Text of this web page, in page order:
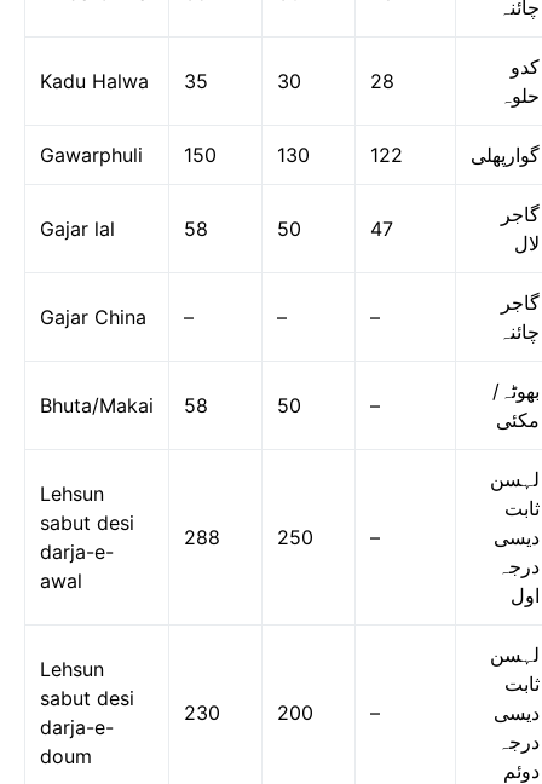
چائنہ
Kadu Halwa 35 30 28
کدو
حلوہ
Gawarphuli 150 130 122 گوارپھلی
Gajar lal 58 50 47
گاجر
لال
Gajar China – – –
گاجر
چائنہ
Bhuta/Makai 58 50 –
بھوٹہ/
مکئی
Lehsun
sabut desi
darja-e-
awal
288 250 –
لہسن
ثابت
دیسی
درجہ
اول
Lehsun
sabut desi
darja-e-
doum
230 200 –
لہسن
ثابت
دیسی
درجہ
دوئم